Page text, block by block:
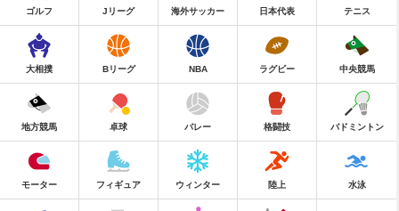
ゴルフ Jリーグ 海外サッカー 日本代表 テニス
大相撲 Bリーグ NBA ラグビー 中央競馬
地方競馬 卓球 バレー 格闘技 バドミントン
モーター フィギュア ウィンター 陸上 水泳